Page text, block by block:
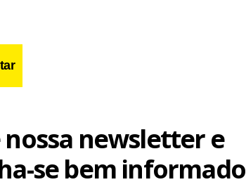
nossa newsletter e
se bem informado